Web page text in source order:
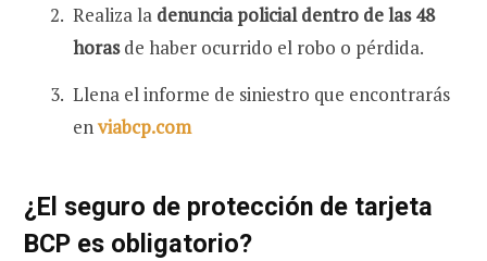
Realiza la denuncia policial dentro de las 48
horasde haber ocurrido el robo o pérdida.
Llena el informe de siniestro que encontrarás
enviabcp.com
¿El seguro de protección de tarjeta
BCP es obligatorio?